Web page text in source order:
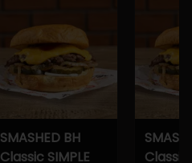
SMASHED BH
Classic SIMPLE
Classic